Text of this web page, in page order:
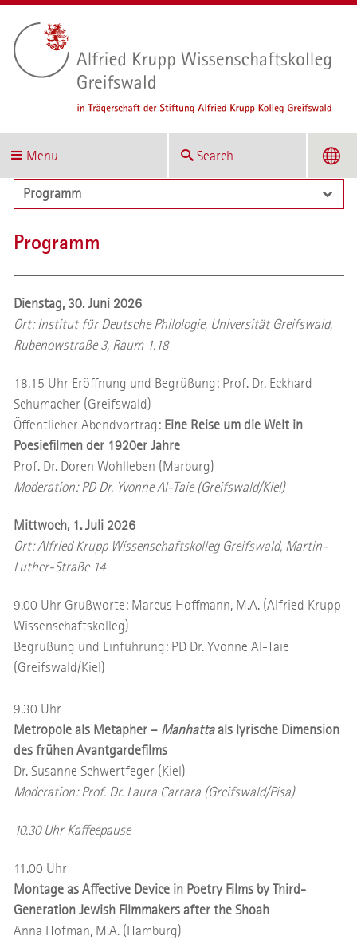
Menu Search
Programm
Programm
Dienstag, 30. Juni 2026
Ort: Institut für Deutsche Philologie, Universität Greifswald,
Rubenowstraße 3, Raum 1.18
18.15 Uhr Eröffnung und Begrüßung: Prof. Dr. Eckhard
Schumacher (Greifswald)
Öffentlicher Abendvortrag: Eine Reise um die Welt in
Poesiefilmen der 1920er Jahre
Prof. Dr. Doren Wohlleben (Marburg)
Moderation: PD Dr. Yvonne Al-Taie (Greifswald/Kiel)
Mittwoch, 1. Juli 2026
Ort: Alfried Krupp Wissenschaftskolleg Greifswald, Martin-
Luther-Straße 14
9.00 Uhr Grußworte: Marcus Hoffmann, M.A. (Alfried Krupp
Wissenschaftskolleg)
Begrüßung und Einführung: PD Dr. Yvonne Al-Taie
(Greifswald/Kiel)
9.30 Uhr
Metropole als Metapher – Manhattaals lyrische Dimension
des frühen Avantgardefilms
Dr. Susanne Schwertfeger (Kiel)
Moderation: Prof. Dr. Laura Carrara (Greifswald/Pisa)
10.30 Uhr Kaffeepause
11.00 Uhr
Montage as Affective Device in Poetry Films by Third-
Generation Jewish Filmmakers after the Shoah
Anna Hofman, M.A. (Hamburg)